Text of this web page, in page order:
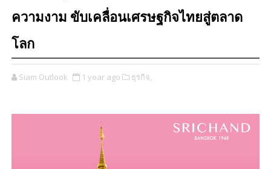
ความงาม ขับเคลื่อนเศรษฐกิจไทยสู่ตลาด
โลก
Siam Outlook 1 year ago ธุรกิจ,